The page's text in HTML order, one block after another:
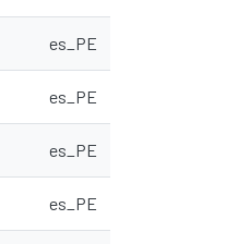
es_PE
es_PE
es_PE
es_PE